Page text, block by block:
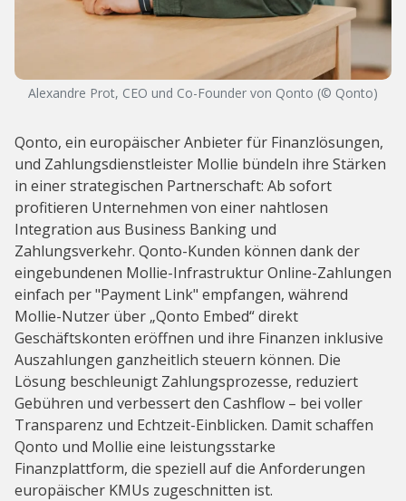
Alexandre Prot​​, CEO und Co-Founder von Qonto (© Qonto)
Qonto, ein europäischer Anbieter für Finanzlösungen,
und Zahlungsdienstleister Mollie bündeln ihre Stärken
in einer strategischen Partnerschaft: Ab sofort
profitieren Unternehmen von einer nahtlosen
Integration aus Business Banking und
Zahlungsverkehr. Qonto-Kunden können dank der
eingebundenen Mollie-Infrastruktur Online-Zahlungen
einfach per "Payment Link" empfangen, während
Mollie-Nutzer über „Qonto Embed“ direkt
Geschäftskonten eröffnen und ihre Finanzen inklusive
Auszahlungen ganzheitlich steuern können. Die
Lösung beschleunigt Zahlungsprozesse, reduziert
Gebühren und verbessert den Cashflow – bei voller
Transparenz und Echtzeit-Einblicken. Damit schaffen
Qonto und Mollie eine leistungsstarke
Finanzplattform, die speziell auf die Anforderungen
europäischer KMUs zugeschnitten ist.